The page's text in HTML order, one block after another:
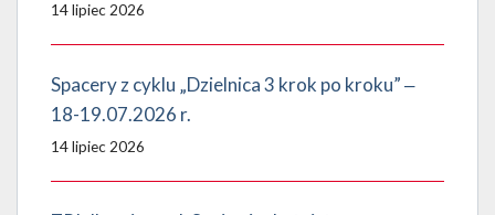
14 lipiec 2026
Spacery z cyklu „Dzielnica 3 krok po kroku” ‒
18-19.07.2026 r.
14 lipiec 2026